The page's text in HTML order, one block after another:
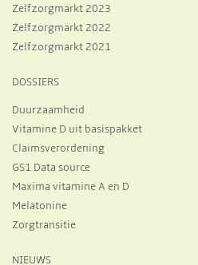
Zelfzorgmarkt 2023
Zelfzorgmarkt 2022
Zelfzorgmarkt 2021
DOSSIERS
Duurzaamheid
Vitamine D uit basispakket
Claimsverordening
GS1 Data source
Maxima vitamine A en D
Melatonine
Zorgtransitie
NIEUWS